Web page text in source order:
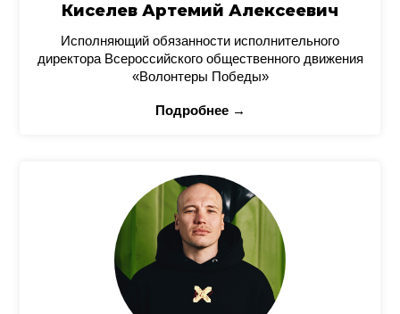
Киселев Артемий Алексеевич
Исполняющий обязанности исполнительного
директора Всероссийского общественного движения
«Волонтеры Победы»
Подробнее →